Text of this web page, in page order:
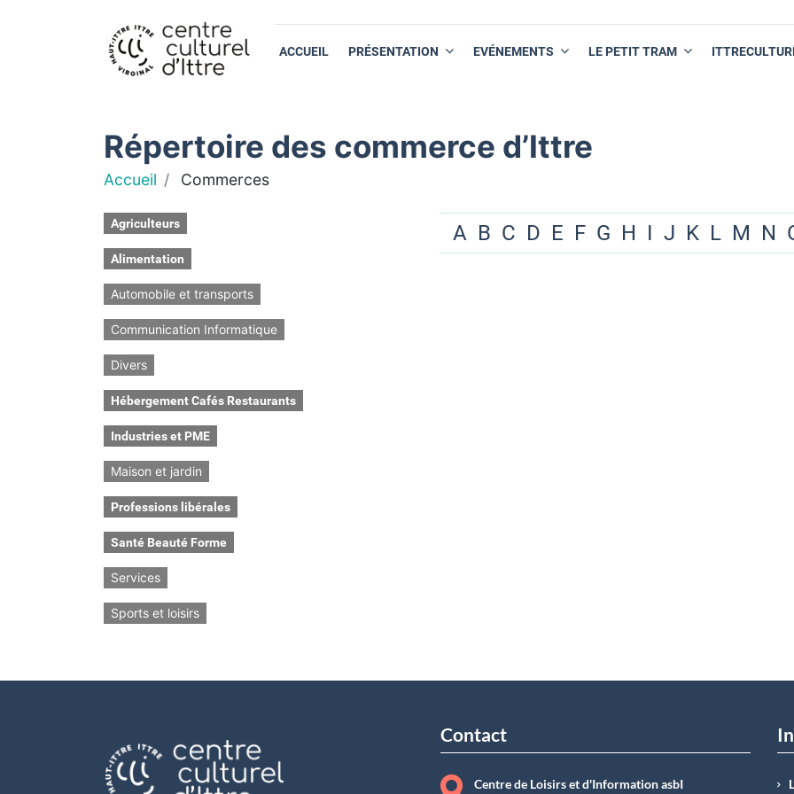
ACCUEIL PRÉSENTATION EVÉNEMENTS LE PETIT TRAM
Répertoire des commerce d’Ittre
Accueil Commerces
Agriculteurs
Alimentation
Automobile et transports
Communication Informatique
Divers
Hébergement Cafés Restaurants
Industries et PME
Maison et jardin
Professions libérales
Santé Beauté Forme
Services
Sports et loisirs
A B C D E F G H I J K L M N
Contact
Centre de Loisirs et d'Information asbI